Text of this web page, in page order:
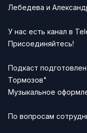
Лебедева и
У нас есть канал в
Присоединяйтесь!
Подкаст подготовлен
Тормозов"
Музыкальное
По вопросам